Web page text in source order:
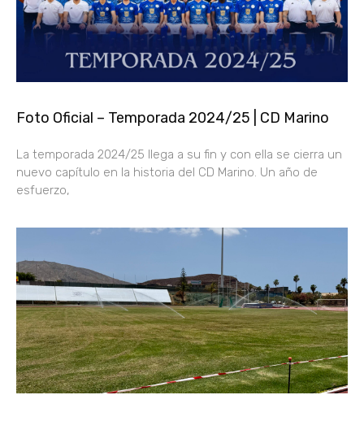
Foto Oficial – Temporada 2024/25 | CD Marino
La temporada 2024/25 llega a su fin y con ella se cierra un
nuevo capítulo en la historia del CD Marino. Un año de
esfuerzo,